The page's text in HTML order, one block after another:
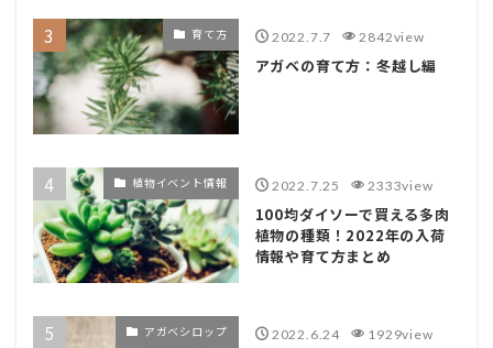
育て方 2022.7.7 2842view
アガベの育て方：冬越し編
植物イベント情報 2022.7.25 2333view
100均ダイソーで買える多肉
植物の種類！2022年の入荷
情報や育て方まとめ
アガベシロップ 2022.6.24 1929view